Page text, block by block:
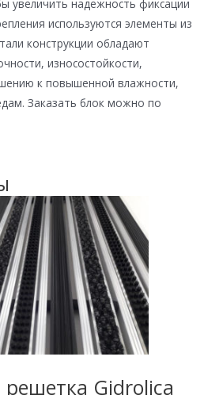
увеличить надежность фиксации
используются элементы из
конструкции обладают
износостойкости,
к повышенной влажности,
Заказать блок можно по
Gidrolica